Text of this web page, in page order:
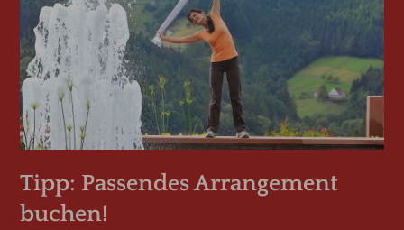
Tipp: Passendes Arrangement
buchen!